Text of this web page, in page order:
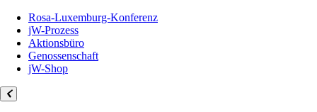
Rosa-Luxemburg-Konferenz
jW-Prozess
Aktionsbüro
Genossenschaft
jW-Shop